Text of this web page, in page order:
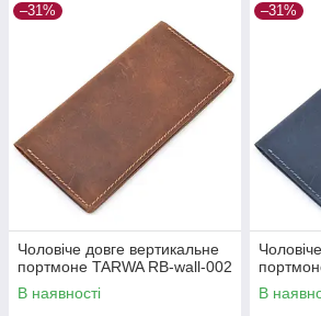
–31%
Чоловіче довге вертикальне
портмоне TARWA RB-wall-002
В наявності
–31%
В